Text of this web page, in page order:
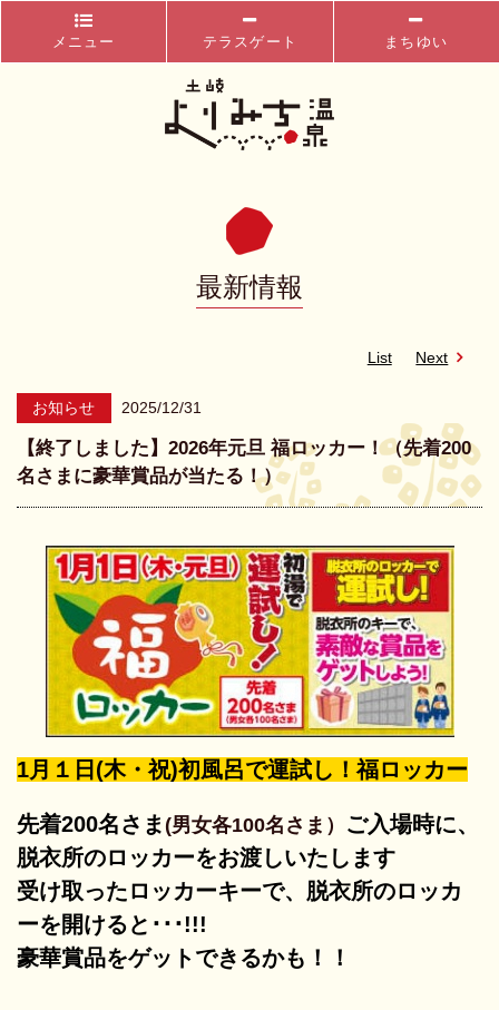
メニュー テラスゲート まちゆい
最新情報
List Next
お知らせ 2025/12/31
【終了しました】2026年元旦 福ロッカー！（先着200
名さまに豪華賞品が当たる！）
1月１日(木・祝)初風呂で運試し！福ロッカー
先着200名さま (男女各100名さま） ご入場時に、
脱衣所のロッカーをお渡しいたします
受け取ったロッカーキーで、脱衣所のロッカ
ーを開けると･･･!!!
豪華賞品をゲットできるかも！！